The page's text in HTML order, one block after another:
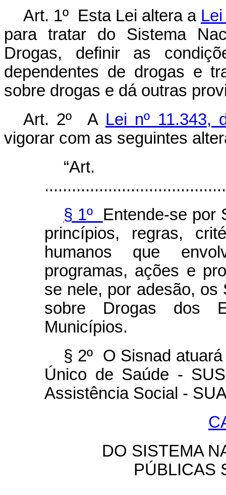
Art. 1º Esta Lei altera a
para tratar do Sistema
Drogas, definir as
dependentes de drogas e
sobre drogas e dá outras
Art. 2º A Lei nº 11.343,
vigorar com as seguintes
§ 1º Entende-se por
princípios, regras,
humanos que
programas, ações e
se nele, por adesão,
sobre Drogas dos
Municípios.
§ 2º O Sisnad
Único de Saúde -
Assistência Social -
DO SISTEMA
PÚBLICAS